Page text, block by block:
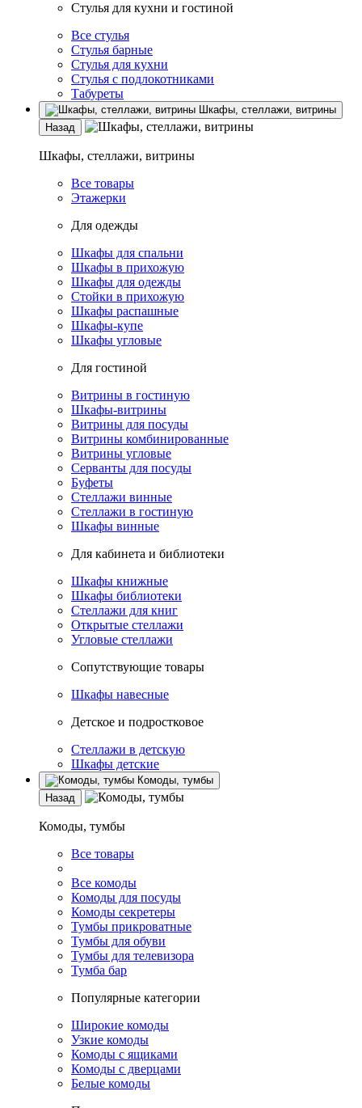
Стулья для кухни и гостиной
Все стулья
Стулья барные
Стулья для кухни
Стулья с подлокотниками
Табуреты
Шкафы, стеллажи, витрины
Назад
Шкафы, стеллажи, витрины
Все товары
Этажерки
Для одежды
Шкафы для спальни
Шкафы в прихожую
Шкафы для одежды
Стойки в прихожую
Шкафы распашные
Шкафы-купе
Шкафы угловые
Для гостиной
Витрины в гостиную
Шкафы-витрины
Витрины для посуды
Витрины комбинированные
Витрины угловые
Серванты для посуды
Буфеты
Стеллажи винные
Стеллажи в гостиную
Шкафы винные
Для кабинета и библиотеки
Шкафы книжные
Шкафы библиотеки
Стеллажи для книг
Открытые стеллажи
Угловые стеллажи
Сопутствующие товары
Шкафы навесные
Детское и подростковое
Стеллажи в детскую
Шкафы детские
Комоды, тумбы
Назад
Комоды, тумбы
Все товары
Все комоды
Комоды для посуды
Комоды секретеры
Тумбы прикроватные
Тумбы для обуви
Тумбы для телевизора
Тумба бар
Популярные категории
Широкие комоды
Узкие комоды
Комоды с ящиками
Комоды с дверцами
Белые комоды